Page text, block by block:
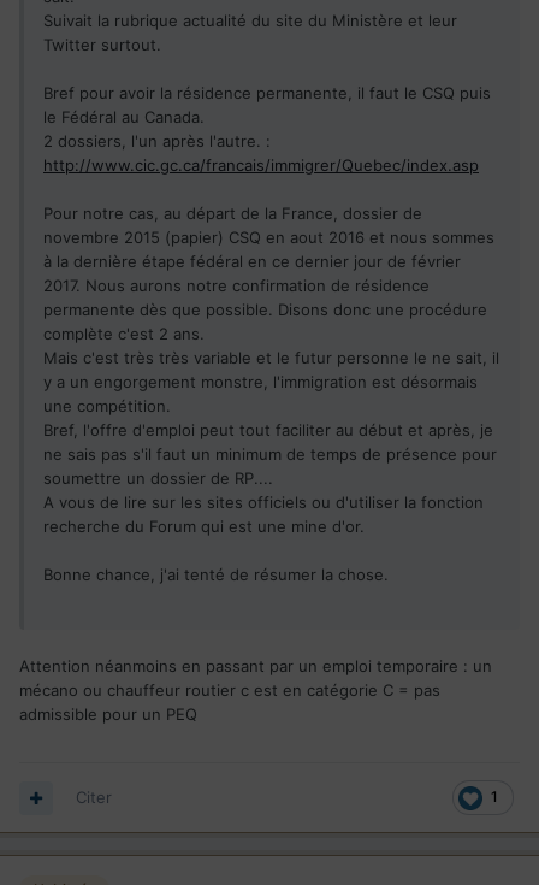
Suivait la rubrique actualité du site du Ministère et leur
Twitter surtout.
Bref pour avoir la résidence permanente, il faut le CSQ puis
le Fédéral au Canada.
2 dossiers, l'un après l'autre. :
http://www.cic.gc.ca/francais/immigrer/Quebec/index.asp
Pour notre cas, au départ de la France, dossier de
novembre 2015 (papier) CSQ en aout 2016 et nous sommes
à la dernière étape fédéral en ce dernier jour de février
2017. Nous aurons notre confirmation de résidence
permanente dès que possible. Disons donc une procédure
complète c'est 2 ans.
Mais c'est très très variable et le futur personne le ne sait, il
y a un engorgement monstre, l'immigration est désormais
une compétition.
Bref, l'offre d'emploi peut tout faciliter au début et après, je
ne sais pas s'il faut un minimum de temps de présence pour
soumettre un dossier de RP....
A vous de lire sur les sites officiels ou d'utiliser la fonction
recherche du Forum qui est une mine d'or.
Bonne chance, j'ai tenté de résumer la chose.
Attention néanmoins en passant par un emploi temporaire : un
mécano ou chauffeur routier c est en catégorie C = pas
admissible pour un PEQ
1
Citer